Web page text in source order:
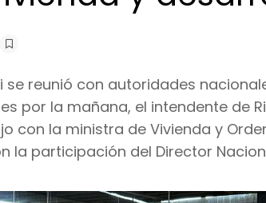
se reunió con autoridades
por la mañana, el intendente de
con la ministra de Vivienda y
la participación del Director